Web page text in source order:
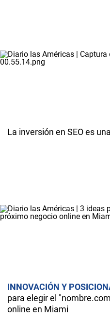
La inversión en SEO es
INNOVACIÓN Y
para elegir el
online en Miami